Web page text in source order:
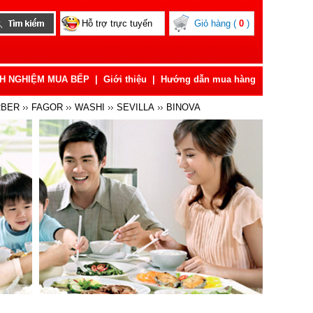
Giỏ hàng ( 0 )
Hỗ trợ trực tuyến
NGHIỆM MUA BẾP Giới thiệu Hướng dẫn mua hàng
FAGOR WASHI SEVILLA BINOVA